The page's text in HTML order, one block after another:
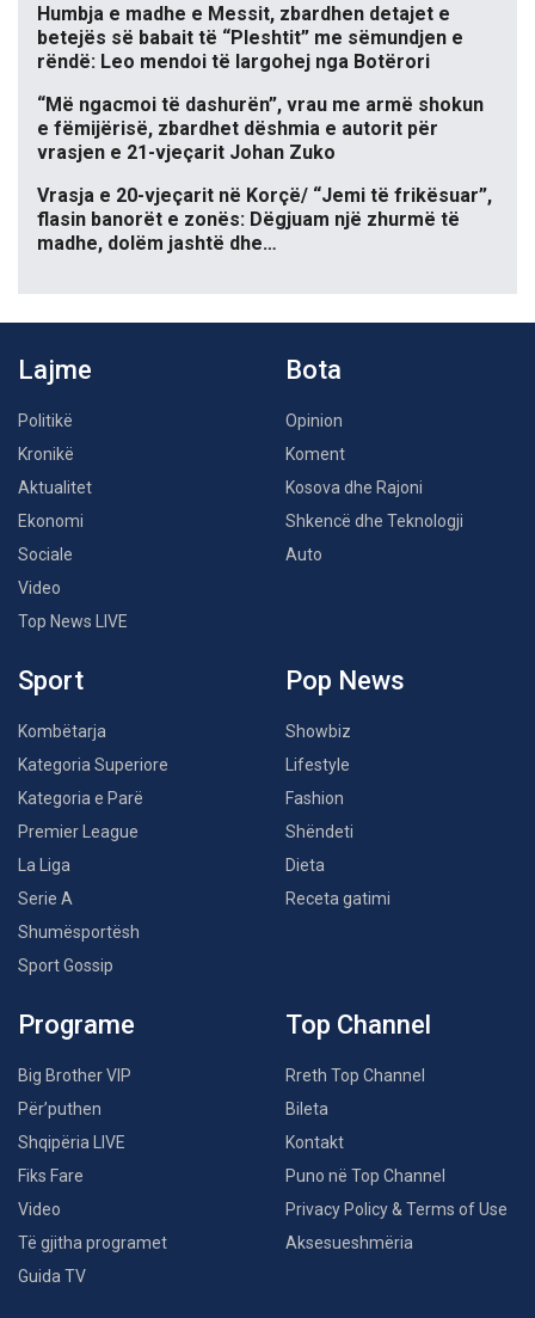
Humbja e madhe e Messit, zbardhen detajet e
betejës së babait të “Pleshtit” me sëmundjen e
rëndë: Leo mendoi të largohej nga Botërori
“Më ngacmoi të dashurën”, vrau me armë shokun
e fëmijërisë, zbardhet dëshmia e autorit për
vrasjen e 21-vjeçarit Johan Zuko
Vrasja e 20-vjeçarit në Korçë/ “Jemi të frikësuar”,
flasin banorët e zonës: Dëgjuam një zhurmë të
madhe, dolëm jashtë dhe…
Lajme
Politikë
Kronikë
Aktualitet
Ekonomi
Sociale
Video
Top News LIVE
Bota
Opinion
Koment
Kosova dhe Rajoni
Shkencë dhe Teknologji
Auto
Sport
Kombëtarja
Kategoria Superiore
Kategoria e Parë
Premier League
La Liga
Serie A
Shumësportësh
Sport Gossip
Pop News
Showbiz
Lifestyle
Fashion
Shëndeti
Dieta
Receta gatimi
Programe
Big Brother VIP
Për’puthen
Shqipëria LIVE
Fiks Fare
Video
Të gjitha programet
Guida TV
Top Channel
Rreth Top Channel
Bileta
Kontakt
Puno në Top Channel
Privacy Policy & Terms of Use
Aksesueshmëria